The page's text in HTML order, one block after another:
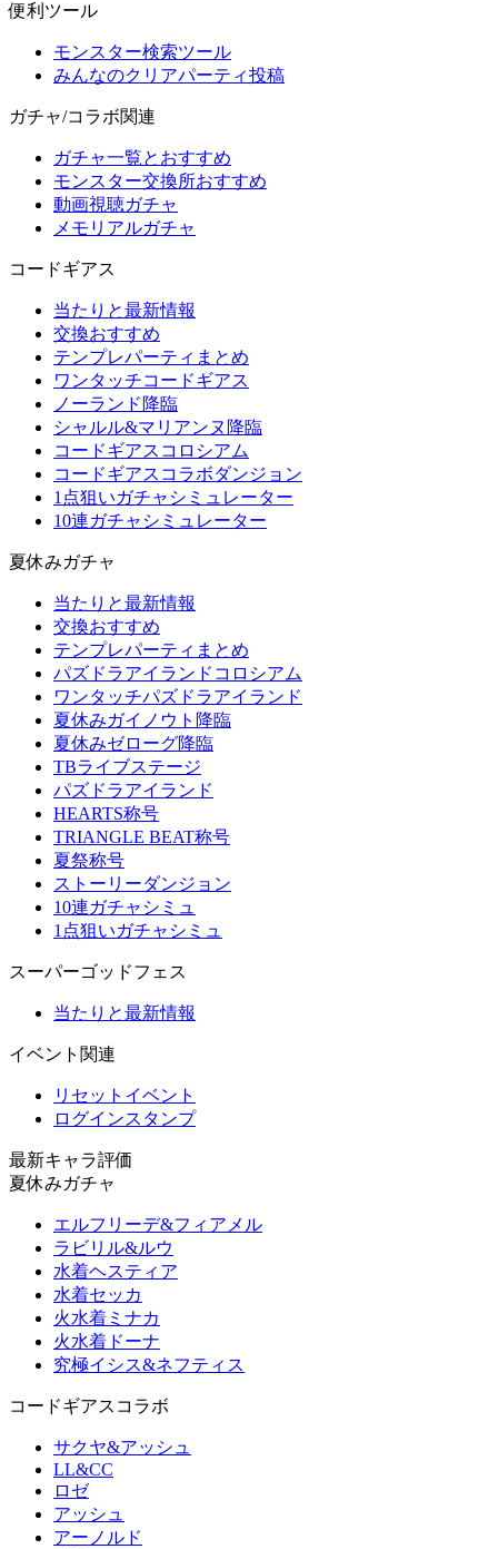
便利ツール
モンスター検索ツール
みんなのクリアパーティ投稿
ガチャ/コラボ関連
ガチャ一覧とおすすめ
モンスター交換所おすすめ
動画視聴ガチャ
メモリアルガチャ
コードギアス
当たりと最新情報
交換おすすめ
テンプレパーティまとめ
ワンタッチコードギアス
ノーランド降臨
シャルル&マリアンヌ降臨
コードギアスコロシアム
コードギアスコラボダンジョン
1点狙いガチャシミュレーター
10連ガチャシミュレーター
夏休みガチャ
当たりと最新情報
交換おすすめ
テンプレパーティまとめ
パズドラアイランドコロシアム
ワンタッチパズドラアイランド
夏休みガイノウト降臨
夏休みゼローグ降臨
TBライブステージ
パズドラアイランド
HEARTS称号
TRIANGLE BEAT称号
夏祭称号
ストーリーダンジョン
10連ガチャシミュ
1点狙いガチャシミュ
スーパーゴッドフェス
当たりと最新情報
イベント関連
リセットイベント
ログインスタンプ
最新キャラ評価
夏休みガチャ
エルフリーデ&フィアメル
ラビリル&ルウ
水着ヘスティア
水着セッカ
火水着ミナカ
火水着ドーナ
究極イシス&ネフティス
コードギアスコラボ
サクヤ&アッシュ
LL&CC
ロゼ
アッシュ
アーノルド